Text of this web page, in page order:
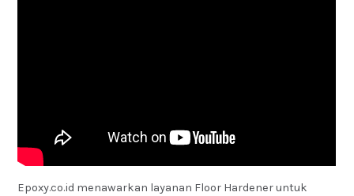
Epoxy.co.id menawarkan layanan Floor Hardener untuk